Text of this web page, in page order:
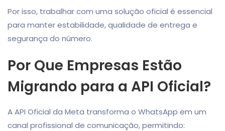
Por isso, trabalhar com uma solução oficial é essencial
para manter estabilidade, qualidade de entrega e
segurança do número.
Por Que Empresas Estão
Migrando para a API Oficial?
A API Oficial da Meta transforma o WhatsApp em um
canal profissional de comunicação, permitindo: